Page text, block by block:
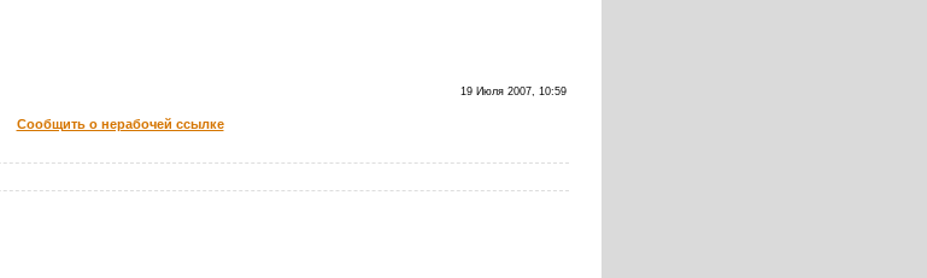
19 Июля 2007, 10:59
Сообщить о нерабочей ссылке